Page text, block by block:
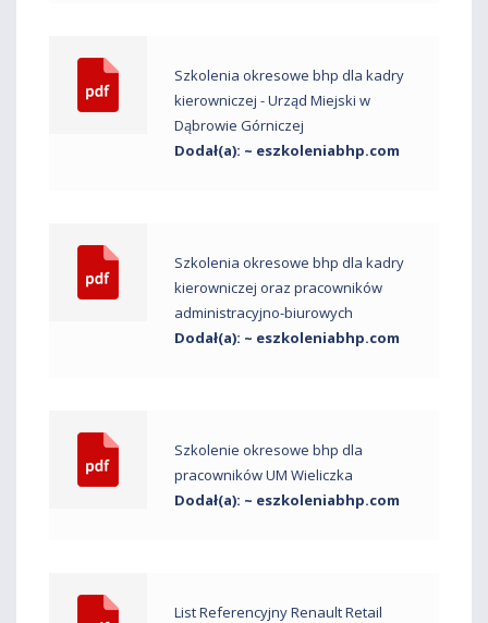
Szkolenia okresowe bhp dla kadry
kierowniczej - Urząd Miejski w
Dąbrowie Górniczej
Dodał(a): ~ eszkoleniabhp.com
Szkolenia okresowe bhp dla kadry
kierowniczej oraz pracowników
administracyjno-biurowych
Dodał(a): ~ eszkoleniabhp.com
Szkolenie okresowe bhp dla
pracowników UM Wieliczka
Dodał(a): ~ eszkoleniabhp.com
List Referencyjny Renault Retail